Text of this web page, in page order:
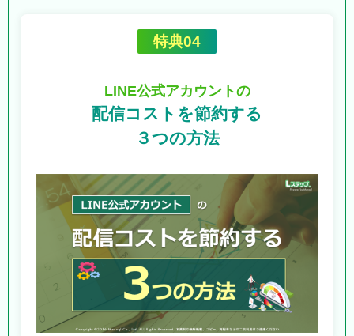
特典04
LINE公式アカウントの
配信コストを節約する
３つの方法